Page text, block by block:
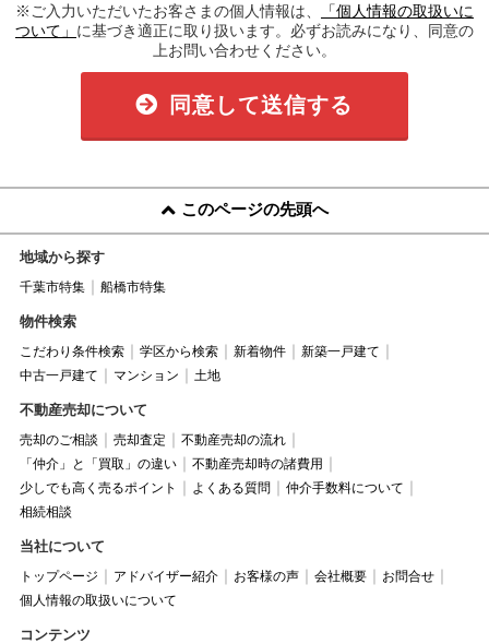
※ご入力いただいたお客さまの個人情報は、
「個人情報の取扱いに
ついて」 に基づき適正に取り扱います。必ずお読みになり、同意の
上お問い合わせください。
同意して送信する
このページの先頭へ
地域から探す
千葉市特集 船橋市特集
物件検索
こだわり条件検索 学区から検索 新着物件
新築一戸建て
中古一戸建て
マンション 土地
不動産売却について
売却のご相談 売却査定
不動産売却の流れ
「仲介」と「買取」の違い
不動産売却時の諸費用
少しでも高く売るポイント
よくある質問
仲介手数料について
相続相談
当社について
トップページ アドバイザー紹介 お客様の声 会社概要
お問合せ
個人情報の取扱いについて
コンテンツ